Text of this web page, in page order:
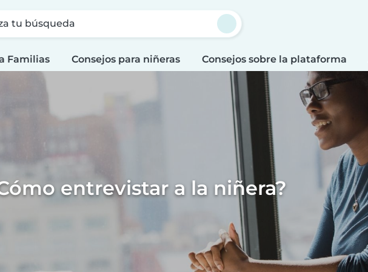
tu búsqueda
Familias Consejos para niñeras Consejos sobre la plataforma
entrevistar a la niñera?